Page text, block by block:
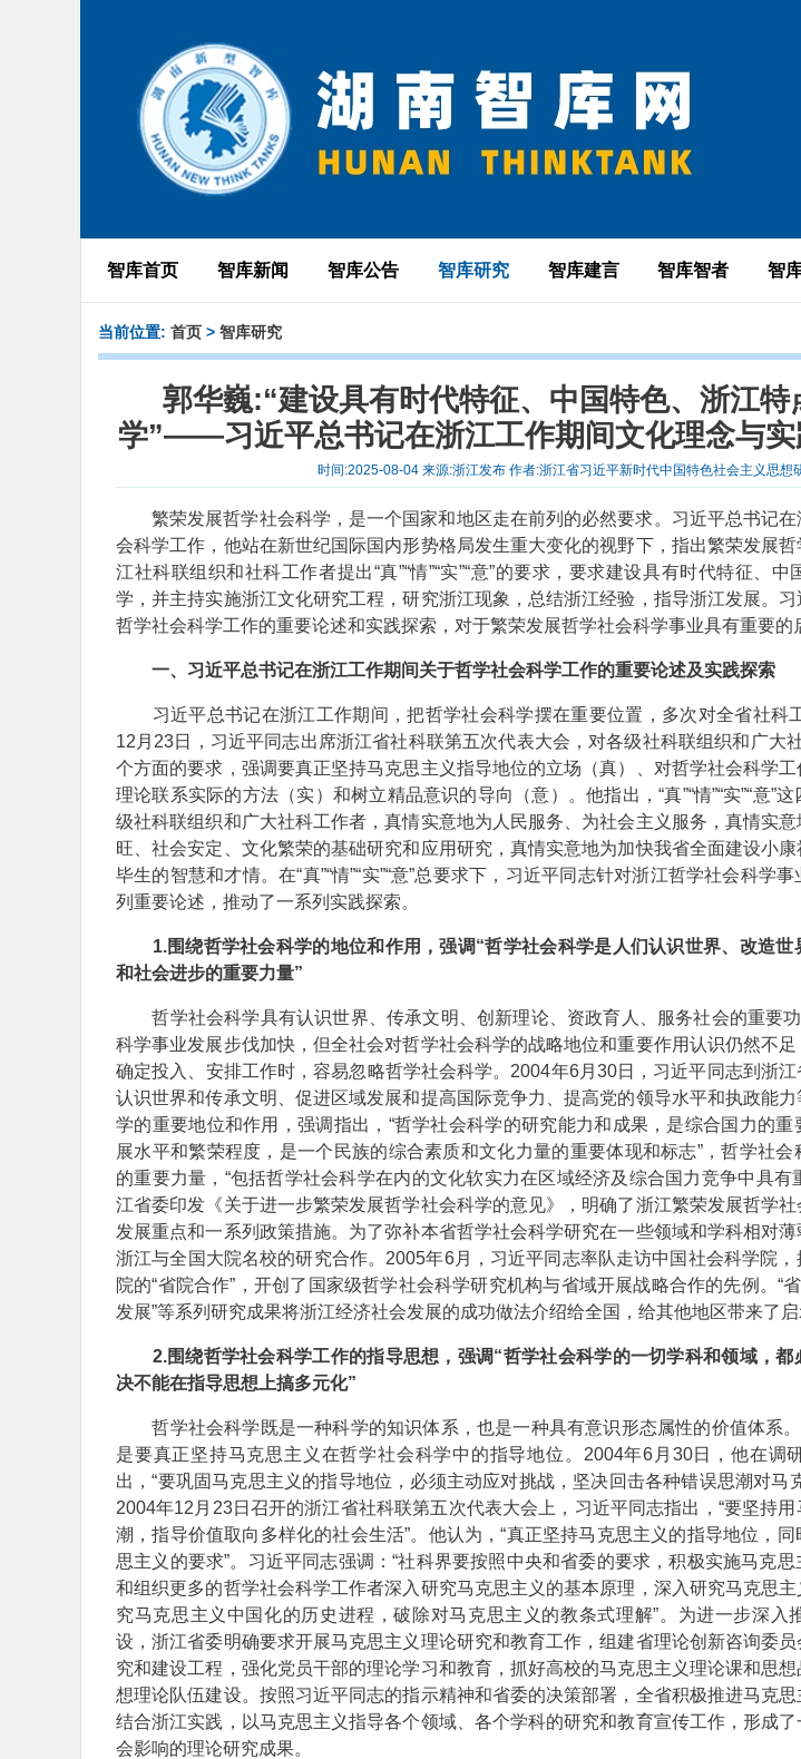
智库首页 智库新闻 智库公告 智库研究 智库建言 智库智者 智
当前位置: 首页 > 智库研究
郭华巍:“建设具有时代特征、中国特色、浙江
学”——习近平总书记在浙江工作期间文化理念与实
时间:2025-08-04 来源:浙江发布 作者:浙江省习近平新时代中国特色社会主义思想
繁荣发展哲学社会科学，是一个国家和地区走在前列的必然要求。习近平总书记
会科学工作，他站在新世纪国际国内形势格局发生重大变化的视野下，指出繁荣发展
江社科联组织和社科工作者提出“真”“情”“实”“意”的要求，要求建设具有时代特征、
学，并主持实施浙江文化研究工程，研究浙江现象，总结浙江经验，指导浙江发展。
哲学社会科学工作的重要论述和实践探索，对于繁荣发展哲学社会科学事业具有重要的
一、习近平总书记在浙江工作期间关于哲学社会科学工作的重要论述及实践探索
习近平总书记在浙江工作期间，把哲学社会科学摆在重要位置，多次对全省社科
12月23日，习近平同志出席浙江省社科联第五次代表大会，对各级社科联组织和广大社
个方面的要求，强调要真正坚持马克思主义指导地位的立场（真）、对哲学社会科学
理论联系实际的方法（实）和树立精品意识的导向（意）。他指出，“真”“情”“实”“意”
级社科联组织和广大社科工作者，真情实意地为人民服务、为社会主义服务，真情实
旺、社会安定、文化繁荣的基础研究和应用研究，真情实意地为加快我省全面建设小
毕生的智慧和才情。在“真”“情”“实”“意”总要求下，习近平同志针对浙江哲学社会科学
列重要论述，推动了一系列实践探索。
1.围绕哲学社会科学的地位和作用，强调“哲学社会科学是人们认识世界、改造世
和社会进步的重要力量”
哲学社会科学具有认识世界、传承文明、创新理论、资政育人、服务社会的重要功
科学事业发展步伐加快，但全社会对哲学社会科学的战略地位和重要作用认识仍然不足
确定投入、安排工作时，容易忽略哲学社会科学。2004年6月30日，习近平同志到浙
认识世界和传承文明、促进区域发展和提高国际竞争力、提高党的领导水平和执政能
学的重要地位和作用，强调指出，“哲学社会科学的研究能力和成果，是综合国力的
展水平和繁荣程度，是一个民族的综合素质和文化力量的重要体现和标志”，哲学社
的重要力量，“包括哲学社会科学在内的文化软实力在区域经济及综合国力竞争中具有
江省委印发《关于进一步繁荣发展哲学社会科学的意见》，明确了浙江繁荣发展哲学社
发展重点和一系列政策措施。为了弥补本省哲学社会科学研究在一些领域和学科相对
浙江与全国大院名校的研究合作。2005年6月，习近平同志率队走访中国社会科学院
院的“省院合作”，开创了国家级哲学社会科学研究机构与省域开展战略合作的先例。“
发展”等系列研究成果将浙江经济社会发展的成功做法介绍给全国，给其他地区带来了启
2.围绕哲学社会科学工作的指导思想，强调“哲学社会科学的一切学科和领域，都
决不能在指导思想上搞多元化”
哲学社会科学既是一种科学的知识体系，也是一种具有意识形态属性的价值体系。
是要真正坚持马克思主义在哲学社会科学中的指导地位。2004年6月30日，他在调
出，“要巩固马克思主义的指导地位，必须主动应对挑战，坚决回击各种错误思潮对马
2004年12月23日召开的浙江省社科联第五次代表大会上，习近平同志指出，“要坚持
潮，指导价值取向多样化的社会生活”。他认为，“真正坚持马克思主义的指导地位，
思主义的要求”。习近平同志强调：“社科界要按照中央和省委的要求，积极实施马克
和组织更多的哲学社会科学工作者深入研究马克思主义的基本原理，深入研究马克思
究马克思主义中国化的历史进程，破除对马克思主义的教条式理解”。为进一步深入
设，浙江省委明确要求开展马克思主义理论研究和教育工作，组建省理论创新咨询委
究和建设工程，强化党员干部的理论学习和教育，抓好高校的马克思主义理论课和思
想理论队伍建设。按照习近平同志的指示精神和省委的决策部署，全省积极推进马克
结合浙江实践，以马克思主义指导各个领域、各个学科的研究和教育宣传工作，形成
会影响的理论研究成果。